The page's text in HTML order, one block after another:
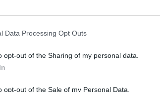
Data Processing Opt Outs
opt-out of the Sharing of my personal data.
opt-out of the Sale of my Personal Data.
τις ανάγκες και την ανταπόκριση των
Βοηθό» τόσο από το κινητό
Υποβάλλουν το ερώτημά
Βοηθός» να τους βοηθήσει να
που ψάχνουν, ενώ στο τέλος της